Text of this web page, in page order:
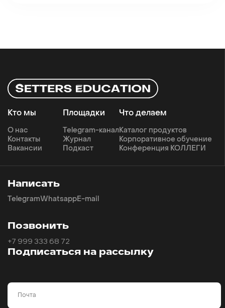
Кто мы
О нас
Контакты
Вакансии
Что делаем
Каталог продуктов
Корпоративное обучение
Конференция КОЛЛЕГИ
Площадки
Telegram-канал
Журнал
Подкаст
Подписаться на рассылку
Email
Написать
TelegramWhatsapp E-mail
Позвонить
+7 999 333 68 72